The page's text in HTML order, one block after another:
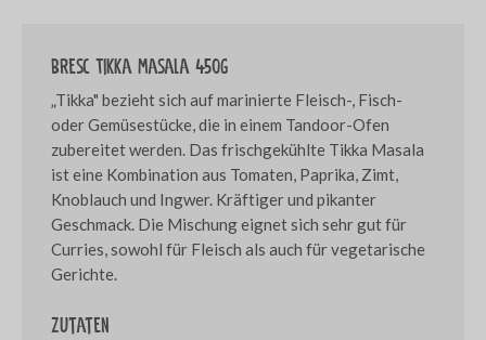
Bresc Tikka masala 450g
„Tikka" bezieht sich auf marinierte Fleisch-, Fisch-
oder Gemüsestücke, die in einem Tandoor-Ofen
zubereitet werden. Das frischgekühlte Tikka Masala
ist eine Kombination aus Tomaten, Paprika, Zimt,
Knoblauch und Ingwer. Kräftiger und pikanter
Geschmack. Die Mischung eignet sich sehr gut für
Curries, sowohl für Fleisch als auch für vegetarische
Gerichte.
Zutaten